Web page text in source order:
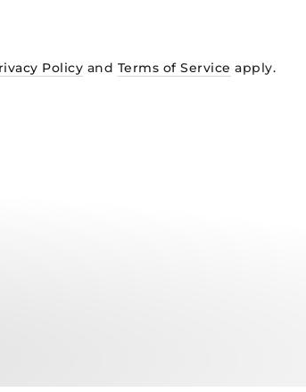
Policy and Terms of Service apply.